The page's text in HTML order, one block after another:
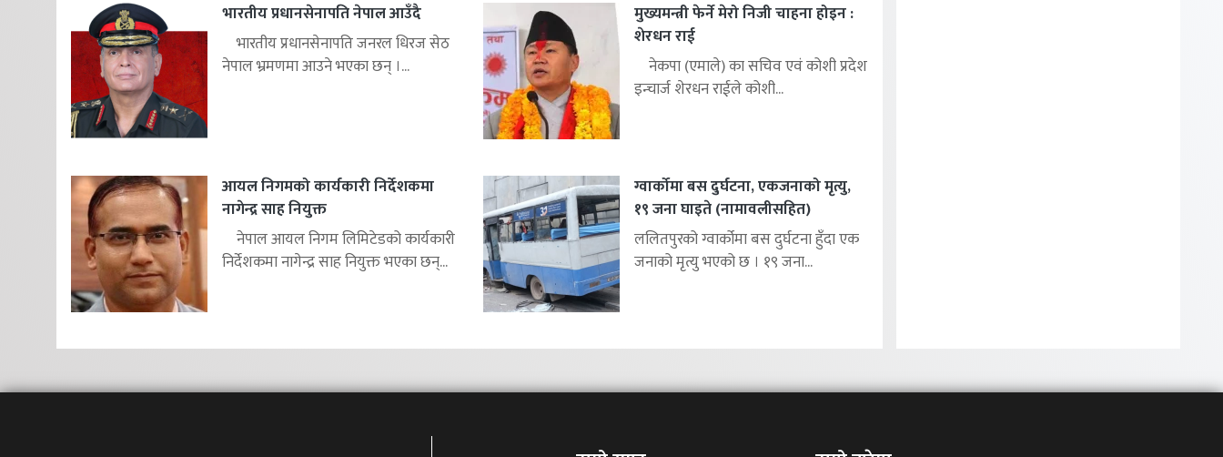
भारतीय प्रधानसेनापति नेपाल आउँदै
भारतीय प्रधानसेनापति जनरल धिरज सेठ
नेपाल भ्रमणमा आउने भएका छन् ।...
मुख्यमन्त्री फेर्ने मेरो निजी चाहना होइन :
शेरधन राई
नेकपा (एमाले) का सचिव एवं कोशी प्रदेश
इन्चार्ज शेरधन राईले कोशी...
आयल निगमको कार्यकारी निर्देशकमा
नागेन्द्र साह नियुक्त
नेपाल आयल निगम लिमिटेडको कार्यकारी
निर्देशकमा नागेन्द्र साह नियुक्त भएका छन्...
ग्वार्कोमा बस दुर्घटना, एकजनाको मृत्यु,
१९ जना घाइते (नामावलीसहित)
ललितपुरको ग्वार्कोमा बस दुर्घटना हुँदा एक
जनाको मृत्यु भएको छ । १९ जना...